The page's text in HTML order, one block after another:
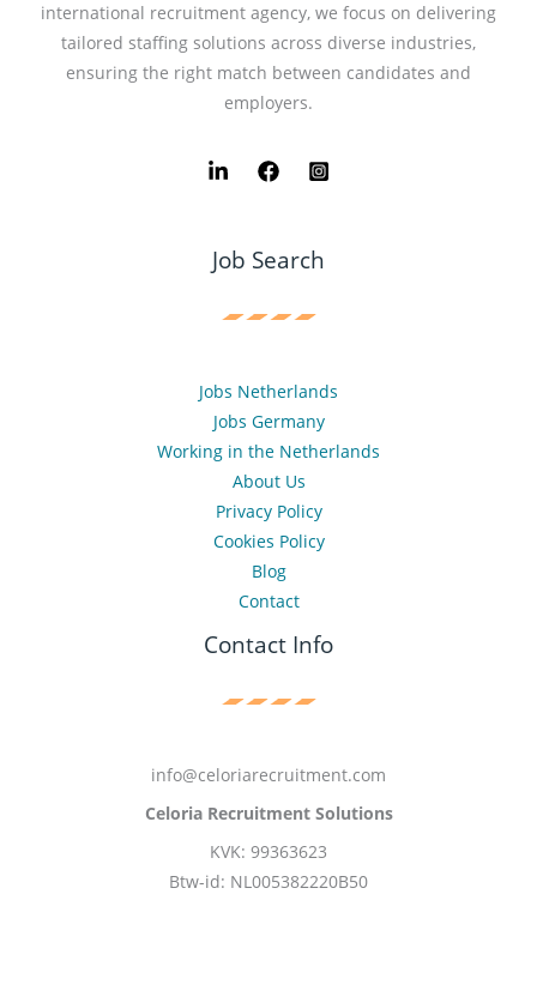
international recruitment agency, we focus on delivering
tailored staffing solutions across diverse industries,
ensuring the right match between candidates and
employers.
Job Search
Jobs Netherlands
Jobs Germany
Working in the Netherlands
About Us
Privacy Policy
Cookies Policy
Blog
Contact
Contact Info
info@celoriarecruitment.com
Celoria Recruitment Solutions
KVK: 99363623
Btw-id: NL005382220B50